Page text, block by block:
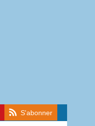
S'abonner